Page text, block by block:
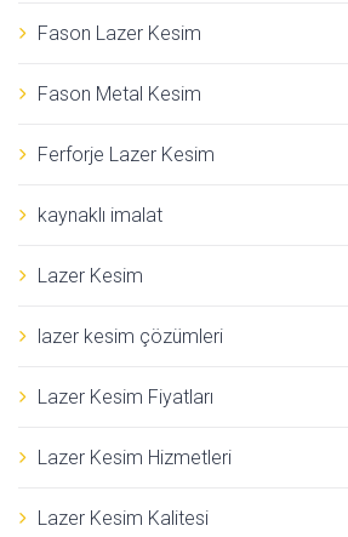
Fason Lazer Kesim
Fason Metal Kesim
Ferforje Lazer Kesim
kaynaklı imalat
Lazer Kesim
lazer kesim çözümleri
Lazer Kesim Fiyatları
Lazer Kesim Hizmetleri
Lazer Kesim Kalitesi